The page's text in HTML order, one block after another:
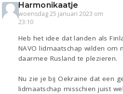
Harmonikaatje
woensdag 25 januari 2023 om
23:10
Heb het idee dat landen als
NAVO lidmaatschap wilden om
daarmee Rusland te plezieren.
Nu zie je bij Oekraine dat een
lidmaatschap misschien juist